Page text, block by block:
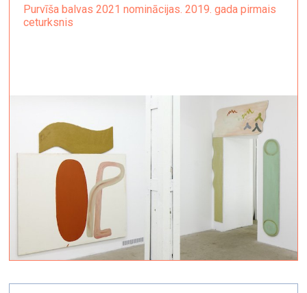
Purvīša balvas 2021 nominācijas. 2019. gada pirmais
ceturksnis